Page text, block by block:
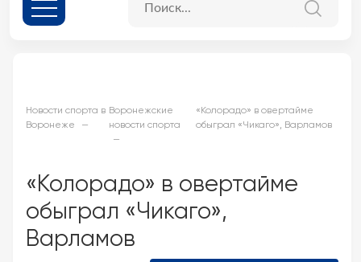
Новости спорта в
Воронеже
Воронежские
новости спорта
«Колорадо» в овертайме
обыграл «Чикаго», Варламов
«Колорадо» в овертайме
обыграл «Чикаго»,
Варламов